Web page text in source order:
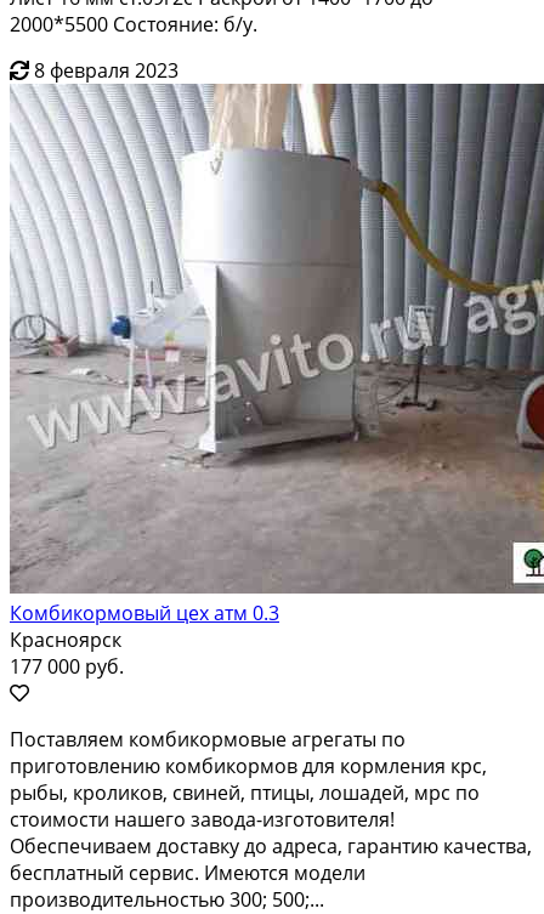
2000*5500 Состояние: б/у.
8 февраля 2023
Комбикормовый цех aтм 0.3
Красноярск
177 000 руб.
Поставляем комбикормовые агрегаты по
приготовлению комбикормов для кормления крс,
рыбы, кроликов, свиней, птицы, лошадей, мрс по
стоимости нашего завода-изготовителя!
Обеспечиваем доставку до адреса, гарантию качества,
бесплатный сервис. Имеются модели
производительностью 300; 500;...